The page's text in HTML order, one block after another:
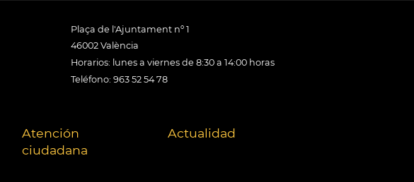
Plaça de l'Ajuntament nº 1
46002 València
Horarios: lunes a viernes de 8:30 a 14:00 horas
Teléfono: 963 52 54 78
Atención
ciudadana
Actualidad